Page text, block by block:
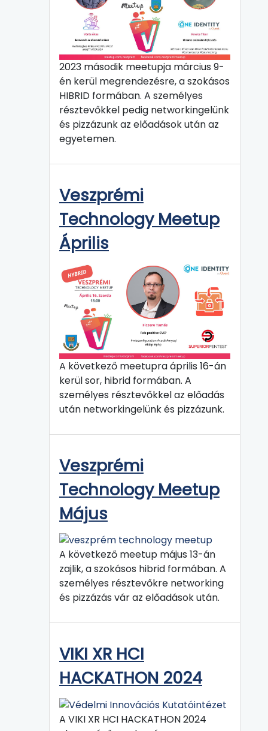
2023 második meetupja március 9-
én kerül megrendezésre, a szokásos
HIBRID formában. A személyes
résztevőkkel pedig networkingelünk
és pizzázunk az előadások után az
egyetemen.
Veszprémi
Technology Meetup
Április
A következő meetupra április 16-án
kerül sor, hibrid formában. A
személyes résztevőkkel az előadás
után networkingelünk és pizzázunk.
Veszprémi
Technology Meetup
Május
A következő meetup május 13-án
zajlik, a szokásos hibrid formában. A
személyes résztevőkre networking
és pizzázás vár az előadások után.
VIKI XR HCI
HACKATHON 2024
A VIKI XR HCI HACKATHON 2024